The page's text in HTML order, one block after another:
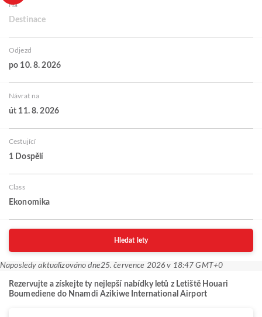
Na
Destinace
Odjezd
po 10. 8. 2026
Návrat na
út 11. 8. 2026
Cestující
1 Dospělí
Class
Ekonomika
Hledat lety
Naposledy aktualizováno dne25. července 2026 v 18:47 GMT+0
Rezervujte a získejte ty nejlepší nabídky letů z Letiště Houari
Boumediene do Nnamdi Azikiwe International Airport